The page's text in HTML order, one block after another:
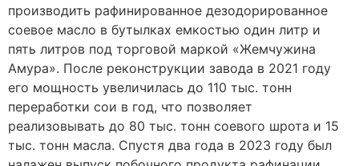
производить рафинированное дезодорированное
соевое масло в бутылках емкостью один литр и
пять литров под торговой маркой «Жемчужина
Амура». После реконструкции завода в 2021 году
его мощность увеличилась до 110 тыс. тонн
переработки сои в год, что позволяет
реализовывать до 80 тыс. тонн соевого шрота и 15
тыс. тонн масла. Спустя два года в 2023 году был